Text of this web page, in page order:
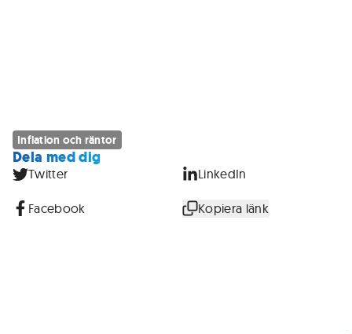
Inflation och räntor
Dela med dig
Twitter LinkedIn
Facebook Kopiera länk